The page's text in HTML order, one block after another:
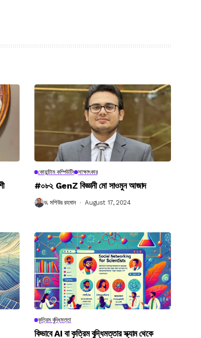
কোয়ান্টাম কম্পিউটিং সাক্ষাৎকার
#০৮২ GenZ বিজ্ঞানী মো সাওমুন আজাদ
ড. মশিউর রহমান August 17, 2024
কৃত্রিম বুদ্ধিমত্তা
কিভাবে AI বা কৃত্রিম বুদ্ধিমত্তার স্ক্যাম থেকে